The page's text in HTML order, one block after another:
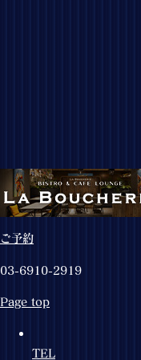
ご予約
03-6910-2919
Page top
TEL